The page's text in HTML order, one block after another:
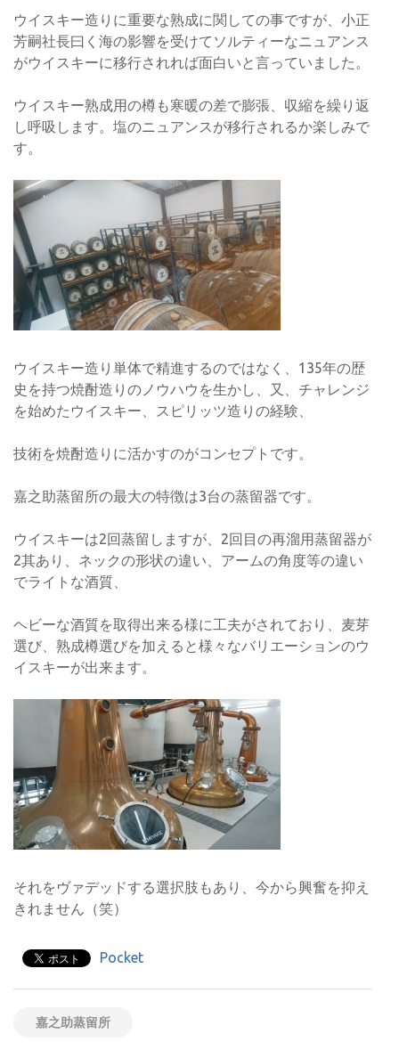
ウイスキー造りに重要な熟成に関しての事ですが、小正
芳嗣社長曰く海の影響を受けてソルティーなニュアンス
がウイスキーに移行されれば面白いと言っていました。
ウイスキー熟成用の樽も寒暖の差で膨張、収縮を繰り返
し呼吸します。塩のニュアンスが移行されるか楽しみで
す。
ウイスキー造り単体で精進するのではなく、135年の歴
史を持つ焼酎造りのノウハウを生かし、又、チャレンジ
を始めたウイスキー、スピリッツ造りの経験、
技術を焼酎造りに活かすのがコンセプトです。
嘉之助蒸留所の最大の特徴は3台の蒸留器です。
ウイスキーは2回蒸留しますが、2回目の再溜用蒸留器が
2其あり、ネックの形状の違い、アームの角度等の違い
でライトな酒質、
ヘビーな酒質を取得出来る様に工夫がされており、麦芽
選び、熟成樽選びを加えると様々なバリエーションのウ
イスキーが出来ます。
それをヴァデッドする選択肢もあり、今から興奮を抑え
きれません（笑）
Pocket
嘉之助蒸留所